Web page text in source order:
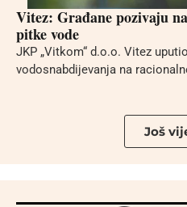
Vitez: Građane pozivaju
pitke vode
JKP „Vitkom“ d.o.o. Vitez
vodosnabdijevanja na
Još